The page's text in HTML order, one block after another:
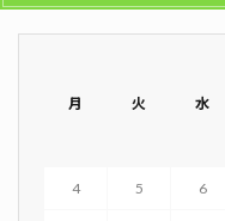
月 火 水
4 5 6